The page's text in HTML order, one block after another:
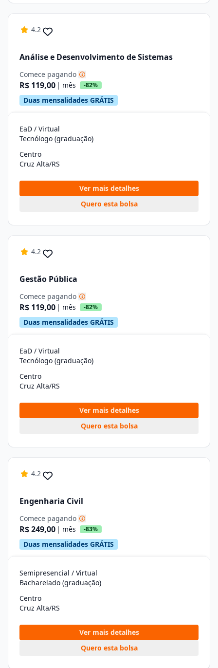
4.2
Análise e Desenvolvimento de Sistemas
Comece pagando
R$ 119,00 | mês -82%
Duas mensalidades GRÁTIS
EaD / Virtual
Tecnólogo (graduação)
Centro
Cruz Alta/RS
Ver mais detalhes
Quero esta bolsa
4.2
Gestão Pública
Comece pagando
R$ 119,00 | mês -82%
Duas mensalidades GRÁTIS
EaD / Virtual
Tecnólogo (graduação)
Centro
Cruz Alta/RS
Ver mais detalhes
Quero esta bolsa
4.2
Engenharia Civil
Comece pagando
R$ 249,00 | mês -83%
Duas mensalidades GRÁTIS
Semipresencial / Virtual
Bacharelado (graduação)
Centro
Cruz Alta/RS
Ver mais detalhes
Quero esta bolsa